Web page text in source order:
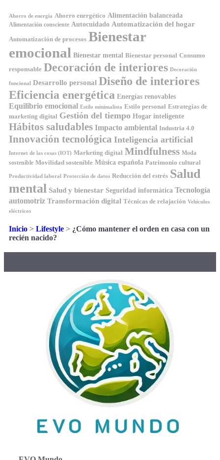
Ahorro de energía Ahorro energético Alimentación balanceada
Alimentación consciente Autocuidado Automatización del hogar
Automatización de procesos Bienestar
emocional Bienestar mental Bienestar personal Consumo
responsable Decoración de interiores Decoración
funcional Desarrollo personal Diseño de interiores
Eficiencia energética Energías renovables
Equilibrio emocional Estilo minimalista Estilo personal Estrategias de
marketing digital Gestión del tiempo Hogar inteligente
Hábitos saludables Impacto ambiental Industria 4.0
Innovación tecnológica Inteligencia artificial
Internet de las cosas (IOT) Marketing digital Mindfulness Moda
sostenible Movilidad sostenible Música española Patrimonio cultural
Productividad laboral Protección de datos Reducción del estrés Salud
mental Salud y bienestar Seguridad informática Tecnología
automotriz Transformación digital Técnicas de relajación Vehículos
eléctricos
Inicio > Lifestyle > ¿Cómo mantener el orden en casa con un
recién nacido?